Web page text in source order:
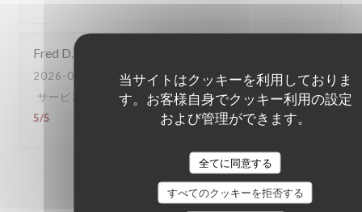
当サイトはクッキーを利用しておりま
す。お客様自身でクッキー利用の設定
および管理ができます。
全てに同意する
すべてのクッキーを拒否する
Fred D
2026-06-16
- 18:30 - ゲスト 6
サービス
雰囲気 : 5/5 メニュー: 5/5 品質-価格:
5/5
3